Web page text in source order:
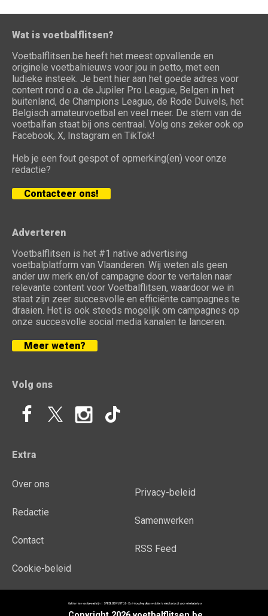
Wat is voetbalflitsen?
Voetbalflitsen.be heeft het meest opvallende en
originele voetbalnieuws voor jou in petto, met een
ludieke insteek. Je bent hier aan het goede adres voor
content rond o.a. de Jupiler Pro League, Belgen in het
buitenland, de Champions League, de Rode Duivels, het
Belgisch amateurvoetbal en veel meer. De stem van de
voetbalfan staat bij ons centraal. Volg ons zeker ook op
Facebook, X, Instagram en TikTok!
Heb je een fout gespot of opmerking(en) voor onze
redactie?
Contacteer ons!
Adverteren
Voetbalflitsen is het #1 native advertising
voetbalplatform van Vlaanderen. Wij weten als geen
ander uw merk en/of campagne door te vertalen naar
relevante content voor Voetbalflitsen, waardoor we in
staat zijn zeer succesvolle en efficiënte campagnes te
draaien. Het is ook steeds mogelijk om campagnes op
onze succesvolle social media kanalen te lanceren.
Meer weten?
Volg ons
Extra
Over ons
Redactie
Contact
Cookie-beleid
Privacy-beleid
Samenwerken
RSS Feed